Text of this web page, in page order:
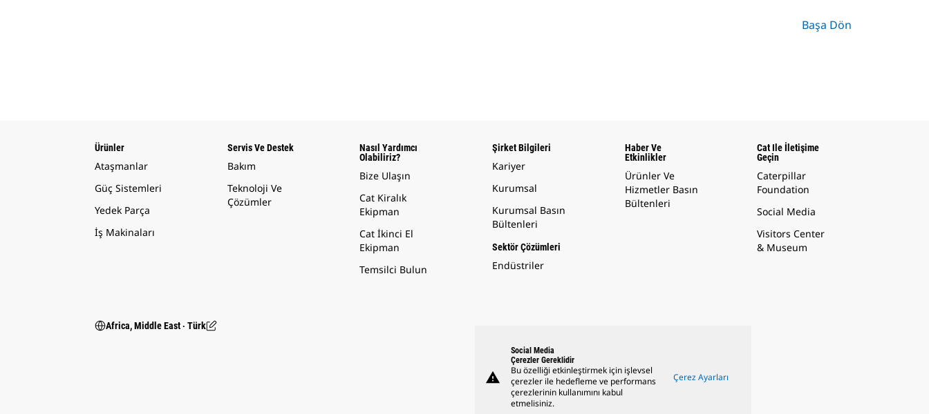
Başa Dön
Ürünler
Ataşmanlar
Güç Sistemleri
Yedek Parça
İş Makinaları
Servis Ve Destek
Bakım
Teknoloji Ve
Çözümler
Nasıl Yardımcı
Olabiliriz?
Bize Ulaşın
Cat Kiralık
Ekipman
Cat İkinci El
Ekipman
Temsilci Bulun
Şirket Bilgileri
Kariyer
Kurumsal
Kurumsal Basın
Bültenleri
Sektör Çözümleri
Endüstriler
Haber Ve
Etkinlikler
Ürünler Ve
Hizmetler Basın
Bültenleri
Cat Ile İletişime
Geçin
Caterpillar
Foundation
Social Media
Visitors Center
& Museum
Africa, Middle East ‧ Türk
warning
Social Media
Çerezler Gereklidir
Bu özelliği etkinleştirmek için işlevsel
çerezler ile hedefleme ve performans
çerezlerinin kullanımını kabul
etmelisiniz.
Çerez Ayarları